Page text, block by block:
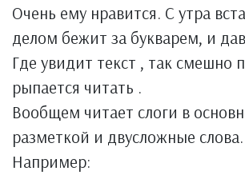
Очень ему нравится. С утра
делом бежит за букварем, и
Где увидит текст , так смешно
рыпается читать .
Вообщем читает слоги в
разметкой и двусложные слова.
Например: